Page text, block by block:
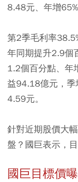
8.48元、年增65%
第2季毛利率
年同期提升2.9個
1.2個百分點、年
益94.18億元，季
4.59元。
針對近期股價大
盤？國巨表示，
國巨目標價